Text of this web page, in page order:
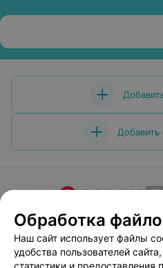
Добавить
О проекте Новости
Медицинский маркетинг
Пользовательское
Обработка
Наш сайт использует файлы
удобства пользователей
статистики и предоставления